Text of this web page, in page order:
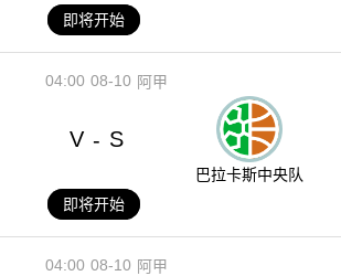
即将开始
08-10
04:00 阿甲
V - S
巴拉卡斯中央队
即将开始
08-10
04:00 阿甲